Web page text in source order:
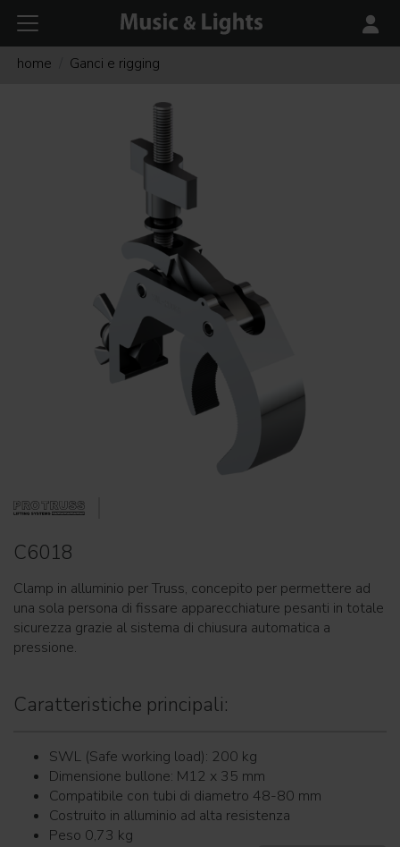
home Ganci e rigging
C6018
Clamp in alluminio per Truss, concepito per permettere ad
una sola persona di fissare apparecchiature pesanti in totale
sicurezza grazie al sistema di chiusura automatica a
pressione.
Caratteristiche principali:
SWL (Safe working load): 200 kg
Dimensione bullone: M12 x 35 mm
Compatibile con tubi di diametro 48-80 mm
Costruito in alluminio ad alta resistenza
Peso 0,73 kg